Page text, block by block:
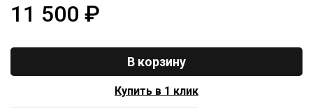
11 500 ₽
В корзину
Купить в 1 клик